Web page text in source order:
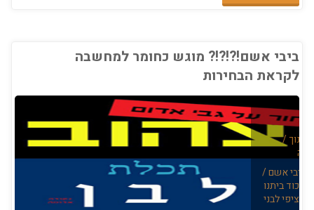
לבחור???"
ביבי אשם!?!?!? מוגש כחומר למחשבה
לקראת הבחירות
חינוך /
ביבי אשם /
הליכוד ביתנו
ציפי לבני